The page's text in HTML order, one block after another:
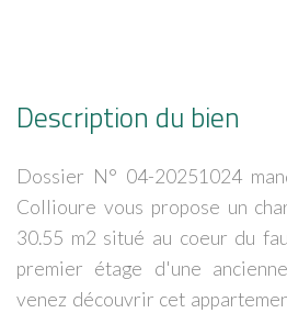
Description du bien
Dossier N° 04-20251024
Collioure vous propose un
30.55 m2 situé au coeur du
premier étage d'une
venez découvrir cet